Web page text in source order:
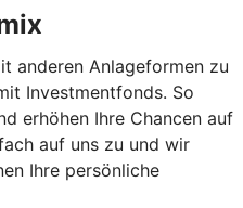
anderen Anlageformen zu
Investmentfonds. So
erhöhen Ihre Chancen auf
auf uns zu und wir
Ihre persönliche